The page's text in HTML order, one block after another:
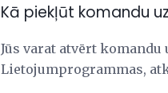
Kā piekļūt komandu
Jūs varat atvērt
Lietojumprogrammas,